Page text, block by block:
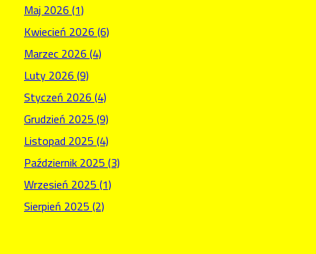
Maj 2026 (1)
Kwiecień 2026 (6)
Marzec 2026 (4)
Luty 2026 (9)
Styczeń 2026 (4)
Grudzień 2025 (9)
Listopad 2025 (4)
Październik 2025 (3)
Wrzesień 2025 (1)
Sierpień 2025 (2)